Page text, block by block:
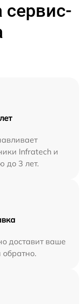
Infratech и
до 3 лет.
доставит ваше
обратно.